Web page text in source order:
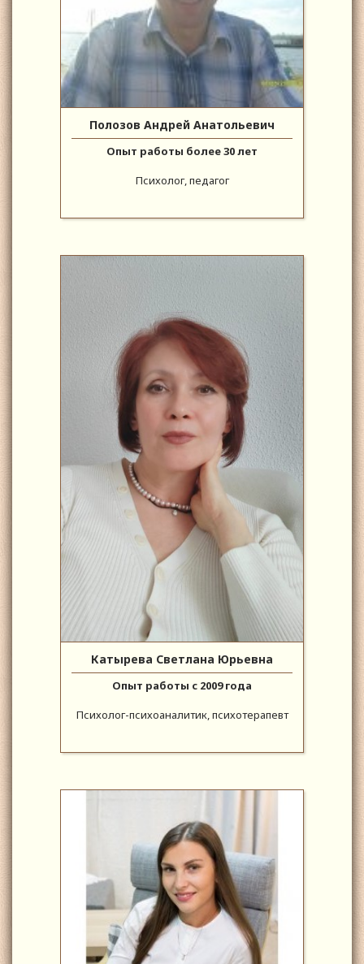
Полозов Андрей Анатольевич
Опыт работы более 30 лет
Психолог, педагог
Катырева Светлана Юрьевна
Опыт работы с 2009 года
Психолог-психоаналитик, психотерапевт